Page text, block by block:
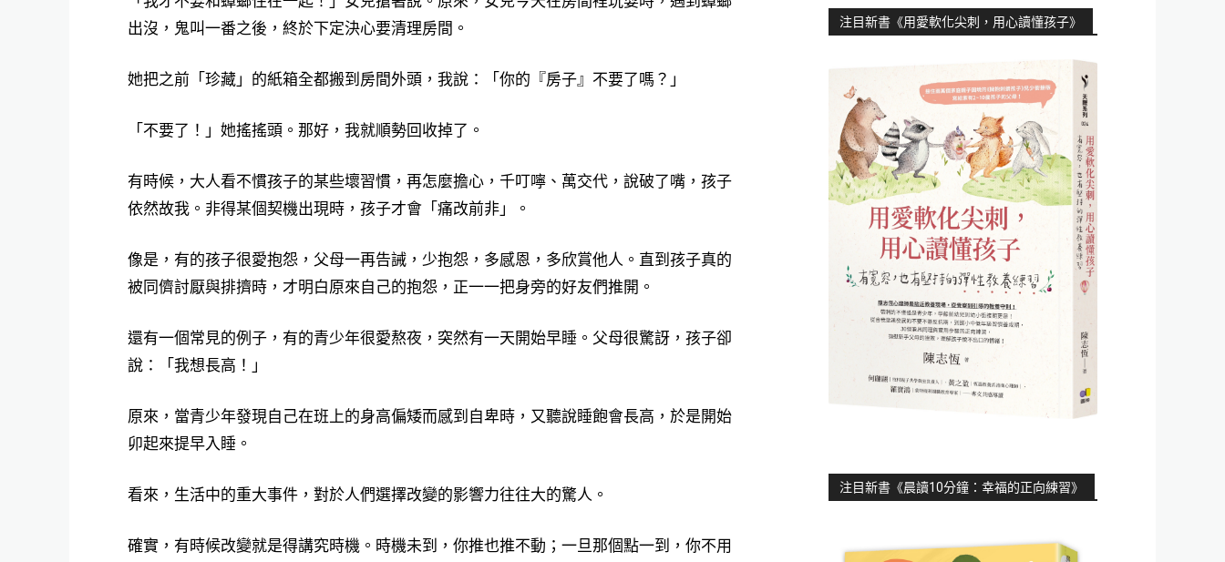
出沒，鬼叫一番之後，終於下定決心要清理房間。
她把之前「珍藏」的紙箱全都搬到房間外頭，我說：「你的『房子』不要了嗎？」
「不要了！」她搖搖頭。那好，我就順勢回收掉了。
有時候，大人看不慣孩子的某些壞習慣，再怎麼擔心，千叮嚀、萬交代，說破了嘴，孩子
依然故我。非得某個契機出現時，孩子才會「痛改前非」。
像是，有的孩子很愛抱怨，父母一再告誡，少抱怨，多感恩，多欣賞他人。直到孩子真的
被同儕討厭與排擠時，才明白原來自己的抱怨，正一一把身旁的好友們推開。
還有一個常見的例子，有的青少年很愛熬夜，突然有一天開始早睡。父母很驚訝，孩子卻
說：「我想長高！」
原來，當青少年發現自己在班上的身高偏矮而感到自卑時，又聽說睡飽會長高，於是開始
卯起來提早入睡。
看來，生活中的重大事件，對於人們選擇改變的影響力往往大的驚人。
確實，有時候改變就是得講究時機。時機未到，你推也推不動；一旦那個點一到，你不用
注目新書《用愛軟化尖刺，用心讀懂孩子》
注目新書《晨讀10分鐘：幸福的正向練習》